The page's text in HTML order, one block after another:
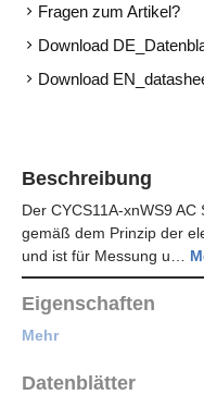
Fragen zum Artikel?
Download
Download
Beschreibung
Der CYCS11A-xnWS9
gemäß dem Prinzip der
und ist für Messung u…
Eigenschaften
Mehr
Datenblätter